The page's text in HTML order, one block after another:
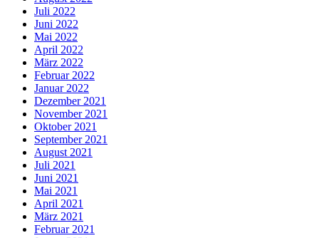
Juli 2022
Juni 2022
Mai 2022
April 2022
März 2022
Februar 2022
Januar 2022
Dezember 2021
November 2021
Oktober 2021
September 2021
August 2021
Juli 2021
Juni 2021
Mai 2021
April 2021
März 2021
Februar 2021